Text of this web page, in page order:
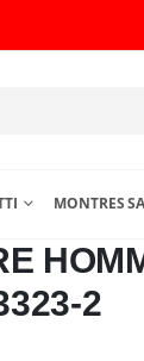
MONTRES
2